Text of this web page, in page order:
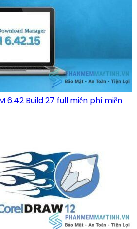
6.42 Build 27 full miễn phí miễn